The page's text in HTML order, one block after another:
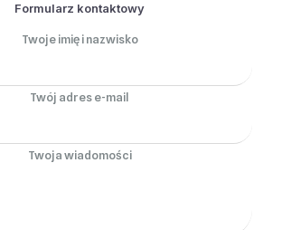
Formularz kontaktowy
Twoje imię i nazwisko
Twój adres e-mail
Twoja wiadomości